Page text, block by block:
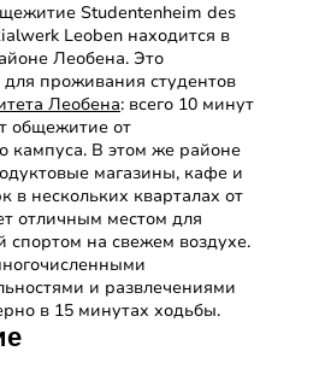
Studentenheim des
Leoben находится в
Леобена. Это
для проживания студентов
Леобена: всего 10 минут
общежитие от
кампуса. В этом же районе
магазины, кафе и
в нескольких кварталах от
отличным местом для
спортом на свежем воздухе.
и развлечениями
в 15 минутах ходьбы.